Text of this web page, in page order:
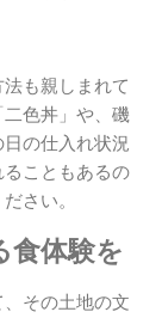
も親しまれて
色丼」や、磯
の仕入れ状況
こともあるの
さい。
食体験を
その土地の文